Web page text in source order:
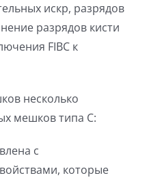
искр, разрядов
разрядов кисти
FIBC к
несколько
мешков типа C:
с
которые